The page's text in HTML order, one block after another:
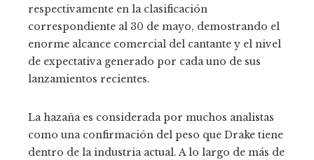
respectivamente en la clasificación
correspondiente al 30 de mayo, demostrando el
enorme alcance comercial del cantante y el nivel
de expectativa generado por cada uno de sus
lanzamientos recientes.
La hazaña es considerada por muchos analistas
como una confirmación del peso que Drake tiene
dentro de la industria actual. A lo largo de más de